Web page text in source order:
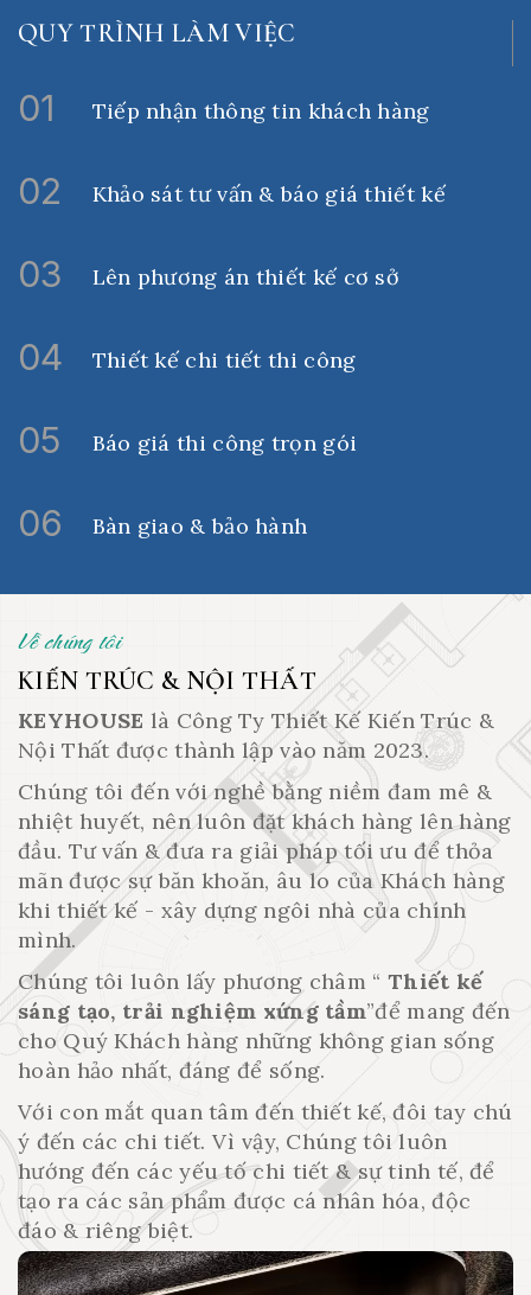
QUY TRÌNH LÀM VIỆC
01 Tiếp nhận thông tin khách hàng
02 Khảo sát tư vấn & báo giá thiết kế
03 Lên phương án thiết kế cơ sở
04 Thiết kế chi tiết thi công
05 Báo giá thi công trọn gói
06 Bàn giao & bảo hành
Về chúng tôi
KIẾN TRÚC & NỘI THẤT
KEYHOUSE là Công Ty Thiết Kế Kiến Trúc &
Nội Thất được thành lập vào năm 2023.
Chúng tôi đến với nghề bằng niềm đam mê &
nhiệt huyết, nên luôn đặt khách hàng lên hàng
đầu. Tư vấn & đưa ra giải pháp tối ưu để thỏa
mãn được sự băn khoăn, âu lo của Khách hàng
khi thiết kế - xây dựng ngôi nhà của chính
mình.
Chúng tôi luôn lấy phương châm “ Thiết kế
sáng tạo, trải nghiệm xứng tầm”để mang đến
cho Quý Khách hàng những không gian sống
hoàn hảo nhất, đáng để sống.
Với con mắt quan tâm đến thiết kế, đôi tay chú
ý đến các chi tiết. Vì vậy, Chúng tôi luôn
hướng đến các yếu tố chi tiết & sự tinh tế, để
tạo ra các sản phẩm được cá nhân hóa, độc
đáo & riêng biệt.